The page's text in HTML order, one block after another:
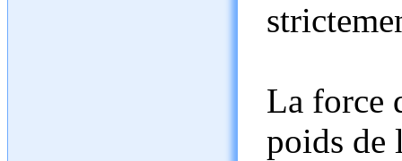
La force
poids